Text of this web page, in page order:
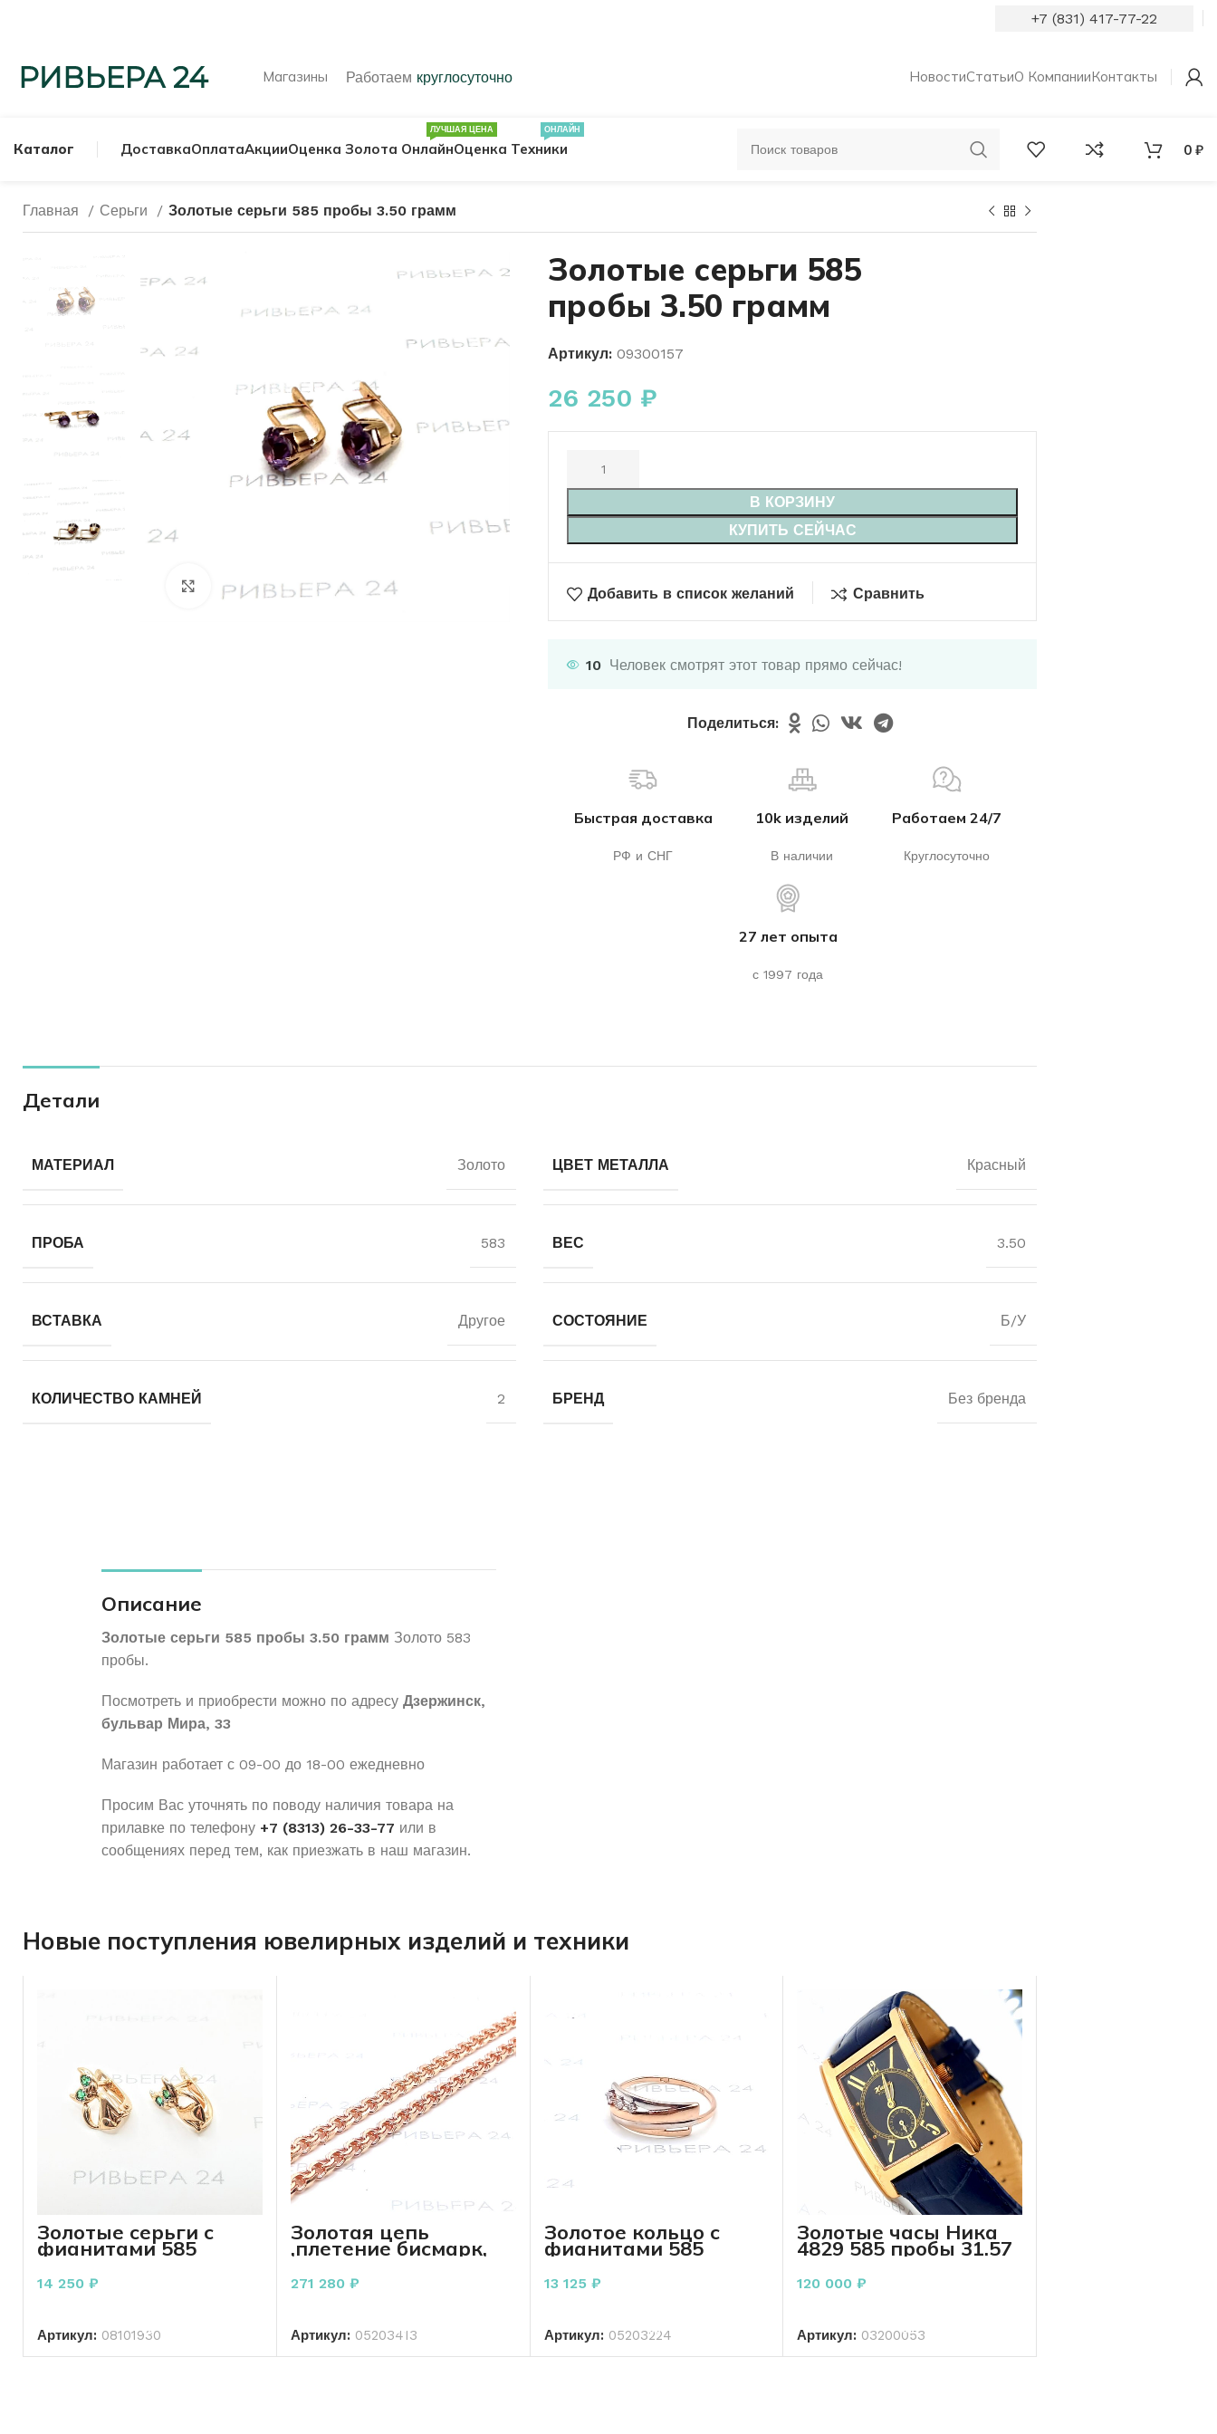
+7 (831) 417-77-22
Магазины Работаем круглосуточно НовостиСтатьиО КомпанииКонтакты
Каталог
МУЖСКИЕ КОЛЬЦА ПЕЧАТКИ КОЛЬЦА 583 ПРОБЫ
ОБРУЧАЛЬНЫЕ
КОЛЬЦА С
СЕРЕБРЯНЫЕ КОЛЬЦА
ДоставкаОплатаАкцииОценка Золота Онлайн
ЛУЧШАЯ ЦЕНА
Оценка Техники
ОНЛАЙН
0 ₽
Главная Серьги Золотые серьги 585 пробы 3.50 грамм
Нажмите, чтобы увеличить
Золотые серьги 585
пробы 3.50 грамм
Артикул: 09300157
26 250 ₽
В КОРЗИНУ
КУПИТЬ СЕЙЧАС
Добавить в список желаний Сравнить
10 Человек смотрят этот товар прямо сейчас!
Поделиться:
Быстрая доставка
РФ и СНГ
10k изделий
В наличии
Работаем 24/7
Круглосуточно
27 лет опыта
с 1997 года
Детали
МАТЕРИАЛ Золото ЦВЕТ МЕТАЛЛА Красный
ПРОБА 583 ВЕС 3.50
ВСТАВКА Другое СОСТОЯНИЕ Б/У
КОЛИЧЕСТВО КАМНЕЙ 2 БРЕНД Без бренда
Описание
Золотые серьги 585 пробы 3.50 грамм Золото 583
пробы.
Посмотреть и приобрести можно по адресу Дзержинск,
бульвар Мира, 33
Магазин работает с 09-00 до 18-00 ежедневно
Просим Вас уточнять по поводу наличия товара на
прилавке по телефону +7 (8313) 26-33-77 или в
сообщениях перед тем, как приезжать в наш магазин.
Новые поступления ювелирных изделий и техники
Золотые серьги с
фианитами 585
пробы 1.90 грамм
14 250 ₽
Артикул: 08101930
Золотая цепь
,плетение бисмарк,
585 пробы 33.91
грамма
271 280 ₽
Артикул: 05203413
Золотое кольцо с
фианитами 585
пробы 1.75 грамма
13 125 ₽
Артикул: 05203224
Золотые часы Ника
4829 585 пробы 31.57
грамм
120 000₽
Артикул: 03200053